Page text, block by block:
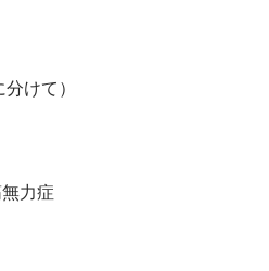
けて）
力症